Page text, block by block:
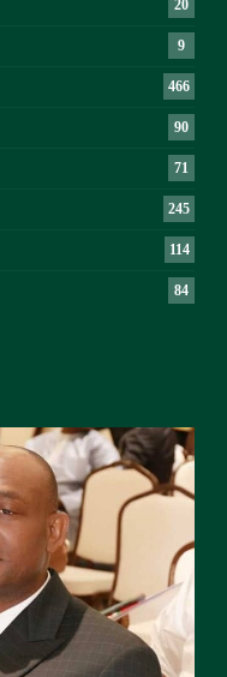
20
9
466
90
71
245
114
84